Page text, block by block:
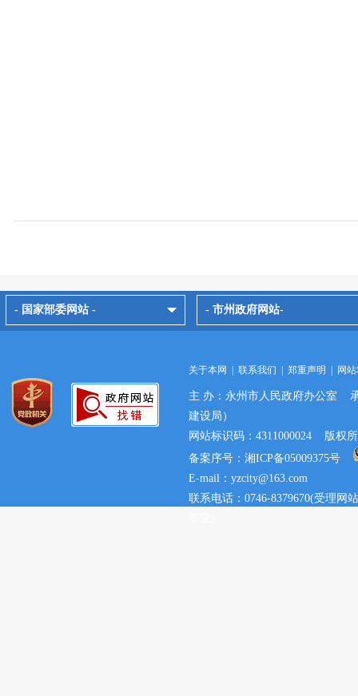
- 国家部委网站 - - 市州政府网站-
关于本网 联系我们 郑重声明 网
主 办：永州市人民政府办公室
建设局）
网站标识码：4311000024 版权
备案序号：湘ICP备05009375号
E-mail：yzcity@163.com
联系电话：0746-8379670(受理网